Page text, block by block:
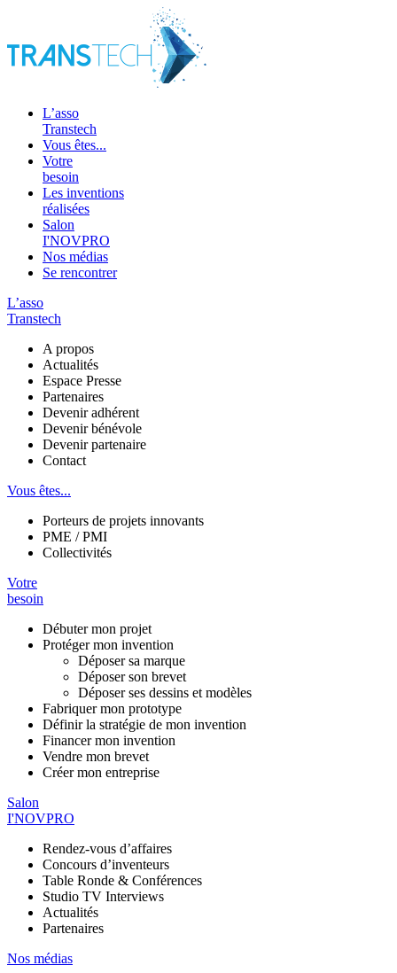
L’asso
Transtech
Vous êtes...
Votre
besoin
Les inventions
réalisées
Salon
I'NOVPRO
Nos médias
Se rencontrer
L’asso
Transtech
A propos
Actualités
Espace Presse
Partenaires
Devenir adhérent
Devenir bénévole
Devenir partenaire
Contact
Vous êtes...
Porteurs de projets innovants
PME / PMI
Collectivités
Votre
besoin
Débuter mon projet
Protéger mon invention
Déposer sa marque
Déposer son brevet
Déposer ses dessins et modèles
Fabriquer mon prototype
Définir la stratégie de mon invention
Financer mon invention
Vendre mon brevet
Créer mon entreprise
Salon
I'NOVPRO
Rendez-vous d’affaires
Concours d’inventeurs
Table Ronde & Conférences
Studio TV Interviews
Actualités
Partenaires
Nos médias